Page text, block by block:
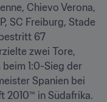
Chievo Verona,
SC Freiburg, Stade
67
zwei Tore,
1:0-Sieg der
Spanien bei
2010™ in Südafrika.